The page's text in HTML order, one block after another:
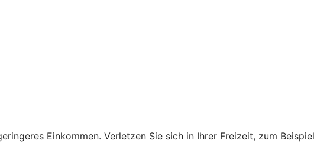
Einkommen. Verletzen Sie sich in Ihrer Freizeit, zum Beispiel